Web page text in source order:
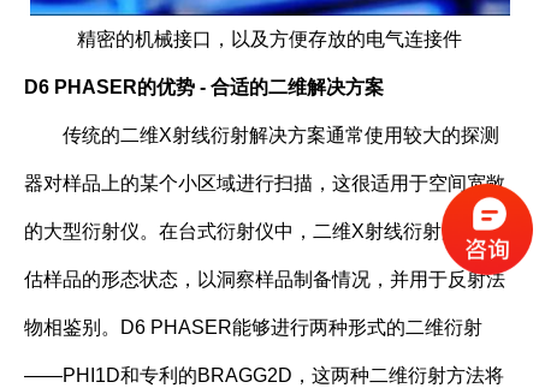
精密的机械接口，以及方便存放的电气连接件
D6 PHASER的优势 - 合适的二维解决方案
传统的二维X射线衍射解决方案通常使用较大的探测
器对样品上的某个小区域进行扫描，这很适用于空间宽敞
的大型衍射仪。在台式衍射仪中，二维X射线衍射用来评
估样品的形态状态，以洞察样品制备情况，并用于反射法
物相鉴别。D6 PHASER能够进行两种形式的二维衍射
——PHI1D和专利的BRAGG2D，这两种二维衍射方法将